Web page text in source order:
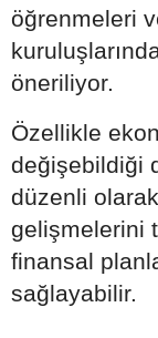
öğrenmeleri
öneriliyor.
Özellikle
değişebildiği
düzenli
gelişmelerini
finansal
sağlayabilir.